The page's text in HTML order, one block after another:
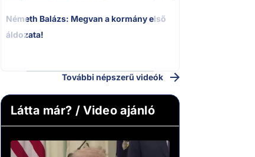
Németh Balázs: Megvan a kormány első
áldozata!
További népszerű videók
Látta már? / Video ajánló